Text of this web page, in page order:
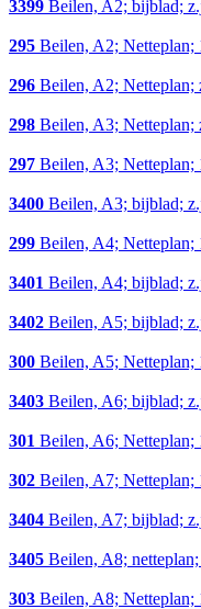
3399 Beilen, A2; bijblad;
295 Beilen, A2; Netteplan;
296 Beilen, A2; Netteplan;
298 Beilen, A3; Netteplan;
297 Beilen, A3; Netteplan;
3400 Beilen, A3; bijblad;
299 Beilen, A4; Netteplan;
3401 Beilen, A4; bijblad;
3402 Beilen, A5; bijblad;
300 Beilen, A5; Netteplan;
3403 Beilen, A6; bijblad;
301 Beilen, A6; Netteplan;
302 Beilen, A7; Netteplan;
3404 Beilen, A7; bijblad;
3405 Beilen, A8;
303 Beilen, A8; Netteplan;